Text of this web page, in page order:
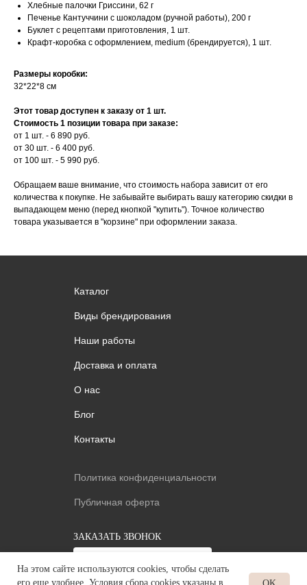
Хлебные палочки Гриссини, 62 г
Печенье Кантуччини с шоколадом (ручной работы), 200 г
Буклет с рецептами приготовления, 1 шт.
Крафт-коробка с оформлением, medium (брендируется), 1 шт.
Размеры коробки:
32*22*8 см
Этот товар доступен к заказу от 1 шт.
Стоимость 1 позиции товара при заказе:
от 1 шт. - 6 890 руб.
от 30 шт. - 6 400 руб.
от 100 шт. - 5 990 руб.
Обращаем ваше внимание, что стоимость набора зависит от его
количества к покупке. Не забывайте выбирать вашу категорию скидки в
выпадающем меню (перед кнопкой "купить"). Точное количество
товара указывается в "корзине" при оформлении заказа.
О нас
Каталог
Публичная оферта
Политика конфиденциальности
Виды брендирования
Наши работы
Доставка и оплата
Блог
Контакты
ЗАКАЗАТЬ ЗВОНОК
На этом сайте используются cookies, чтобы сделать
его еще удобнее. Условия сбора cookies указаны в
OK